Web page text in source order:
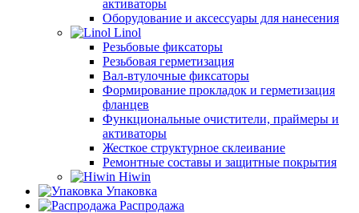
активаторы
Оборудование и аксессуары для нанесения
Linol
Резьбовые фиксаторы
Резьбовая герметизация
Вал-втулочные фиксаторы
Формирование прокладок и герметизация
фланцев
Функциональные очистители, праймеры и
активаторы
Жесткое структурное склеивание
Ремонтные составы и защитные покрытия
Hiwin
Упаковка
Распродажа